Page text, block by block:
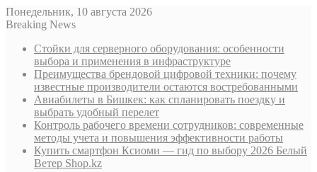
Понедельник, 10 августа 2026
Breaking News
Стойки для серверного оборудования: особенности
выбора и применения в инфраструктуре
Преимущества брендовой цифровой техники: почему
известные производители остаются востребованными
Авиабилеты в Бишкек: как спланировать поездку и
выбрать удобный перелет
Контроль рабочего времени сотрудников: современные
методы учета и повышения эффективности работы
Купить смартфон Ксиоми — гид по выбору 2026 Белый
Ветер Shop.kz